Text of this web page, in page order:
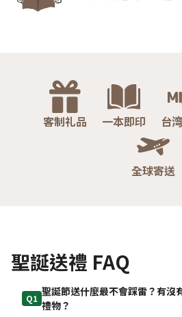
客制礼品 一本即印 台
全球寄送
聖誕送禮 FAQ
Q1
聖誕節送什麼最不會踩雷？有沒
禮物？